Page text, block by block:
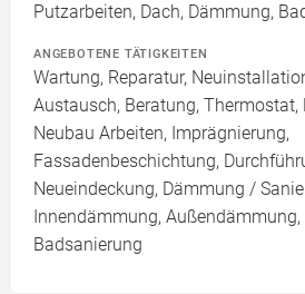
Putzarbeiten, Dach, Dämmung,
ANGEBOTENE TÄTIGKEITEN
Wartung, Reparatur,
Austausch, Beratung, Thermostat,
Neubau Arbeiten, Imprägnierung,
Fassadenbeschichtung,
Neueindeckung, Dämmung /
Innendämmung,
Badsanierung